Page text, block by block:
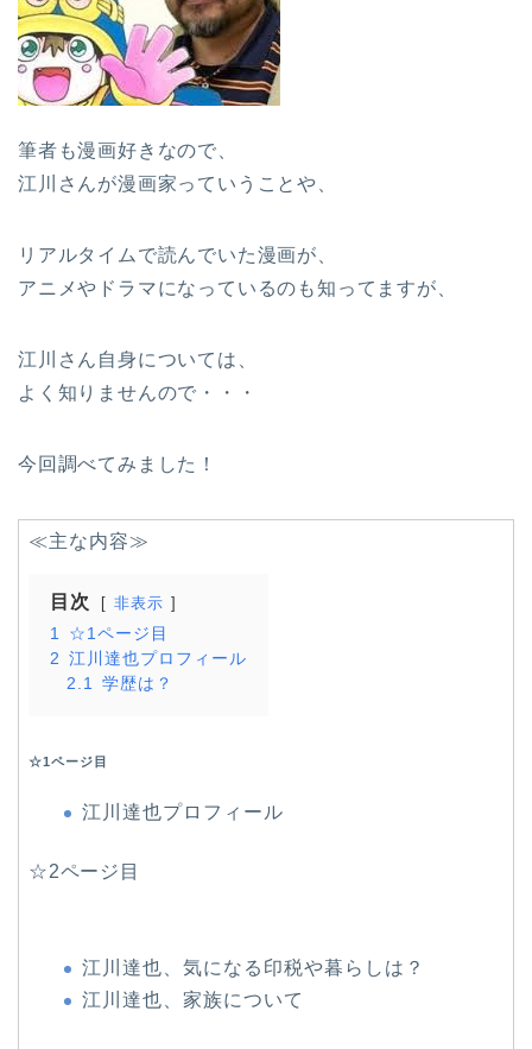
筆者も漫画好きなので、
江川さんが漫画家っていうことや、
リアルタイムで読んでいた漫画が、
アニメやドラマになっているのも知ってますが、
江川さん自身については、
よく知りませんので・・・
今回調べてみました！
≪主な内容≫
目次 非表示
1
☆1ページ目
2 江川達也プロフィール
2.1
学歴は？
☆1ページ目
江川達也プロフィール
☆2ページ目
江川達也、気になる印税や暮らしは？
江川達也、家族について